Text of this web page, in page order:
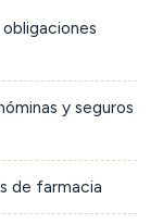
y seguros
de farmacia